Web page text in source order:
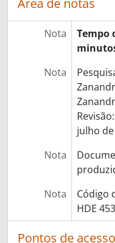
Área de notas
Nota
Tempo
Nota
julho de
Nota
Nota
Código
HDE
Pontos de acesso